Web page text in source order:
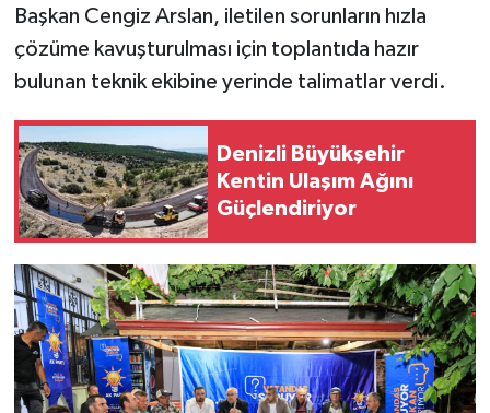
Başkan Cengiz Arslan, iletilen sorunların hızla
çözüme kavuşturulması için toplantıda hazır
bulunan teknik ekibine yerinde talimatlar verdi.
Denizli Büyükşehir
Kentin Ulaşım Ağını
Güçlendiriyor